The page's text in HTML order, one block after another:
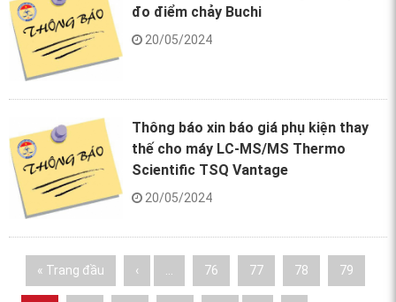
đo điểm chảy Buchi
20/05/2024
Thông báo xin báo giá phụ kiện thay
thế cho máy LC-MS/MS Thermo
Scientific TSQ Vantage
20/05/2024
Pages
« Trang đầu ‹ 76 77 78 79